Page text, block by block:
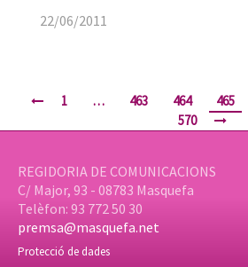
22/06/2011
1 … 463 464 465
570
REGIDORIA DE COMUNICACIONS
C/ Major, 93 - 08783 Masquefa
Telèfon: 93 772 50 30
premsa@masquefa.net
Protecció de dades